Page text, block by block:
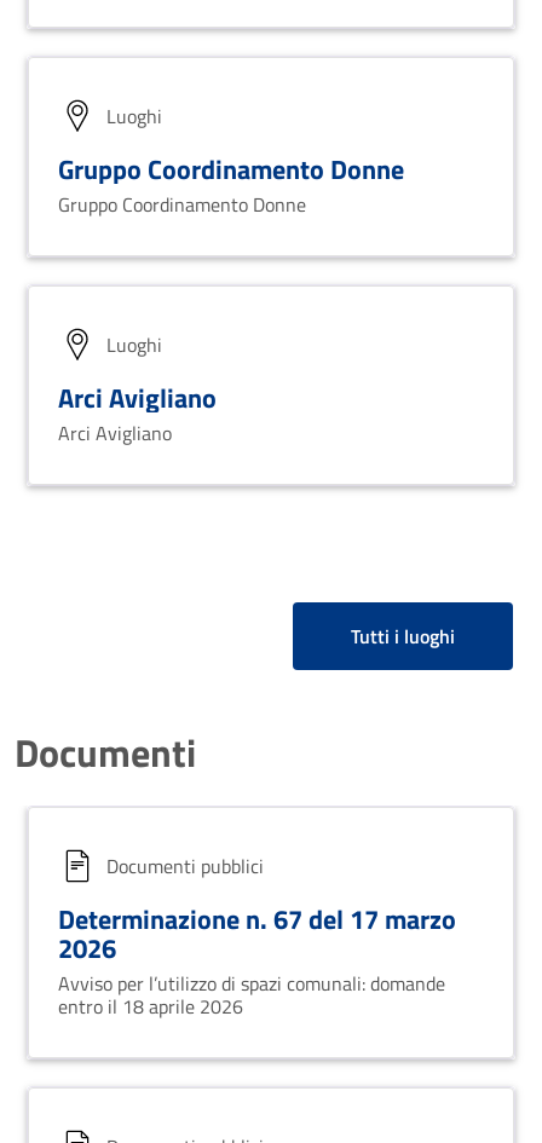
Luoghi
Gruppo Coordinamento Donne
Gruppo Coordinamento Donne
Luoghi
Arci Avigliano
Arci Avigliano
Tutti i luoghi
Documenti
Documenti pubblici
Determinazione n. 67 del 17 marzo
2026
Avviso per l’utilizzo di spazi comunali: domande
entro il 18 aprile 2026